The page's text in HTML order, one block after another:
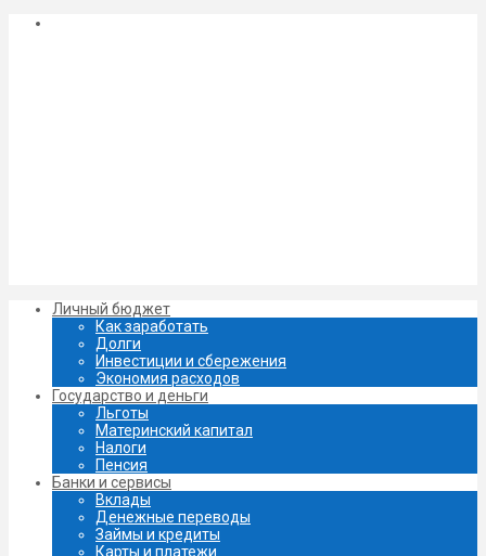
Личный бюджет
Как заработать
Долги
Инвестиции и сбережения
Экономия расходов
Государство и деньги
Льготы
Материнский капитал
Налоги
Пенсия
Банки и сервисы
Вклады
Денежные переводы
Займы и кредиты
Карты и платежи